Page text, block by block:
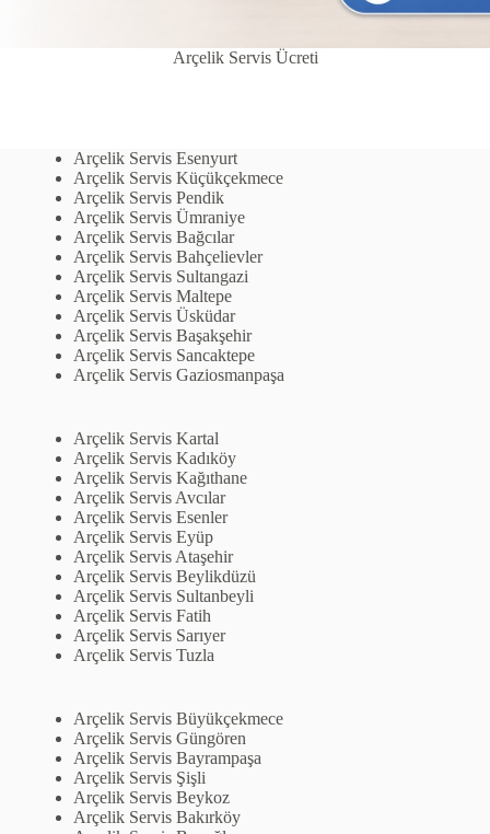
Arçelik Servis Ücreti
Arçelik Servis Esenyurt
Arçelik Servis Küçükçekmece
Arçelik Servis Pendik
Arçelik Servis Ümraniye
Arçelik Servis Bağcılar
Arçelik Servis Bahçelievler
Arçelik Servis Sultangazi
Arçelik Servis Maltepe
Arçelik Servis Üsküdar
Arçelik Servis Başakşehir
Arçelik Servis Sancaktepe
Arçelik Servis Gaziosmanpaşa
Arçelik Servis Kartal
Arçelik Servis Kadıköy
Arçelik Servis Kağıthane
Arçelik Servis Avcılar
Arçelik Servis Esenler
Arçelik Servis Eyüp
Arçelik Servis Ataşehir
Arçelik Servis Beylikdüzü
Arçelik Servis Sultanbeyli
Arçelik Servis Fatih
Arçelik Servis Sarıyer
Arçelik Servis Tuzla
Arçelik Servis Büyükçekmece
Arçelik Servis Güngören
Arçelik Servis Bayrampaşa
Arçelik Servis Şişli
Arçelik Servis Beykoz
Arçelik Servis Bakırköy